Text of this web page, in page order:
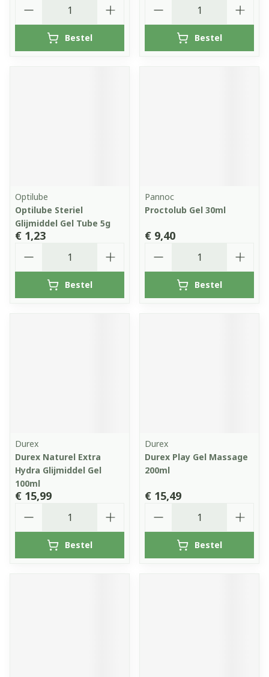
Bestel Bestel
Optilube
Optilube Steriel
Glijmiddel Gel Tube 5g
€ 1,23
Bestel
Pannoc
Proctolub Gel 30ml
€ 9,40
Bestel
Durex
Durex Naturel Extra
Hydra Glijmiddel Gel
100ml
€ 15,99
Bestel
Durex
Durex Play Gel Massage
200ml
€ 15,49
Bestel